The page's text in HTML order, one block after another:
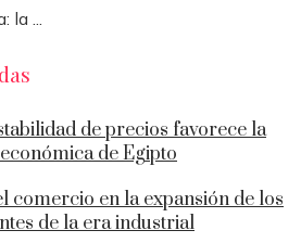
...
de precios favorece la
de Egipto
comercio en la expansión de los
de la era industrial